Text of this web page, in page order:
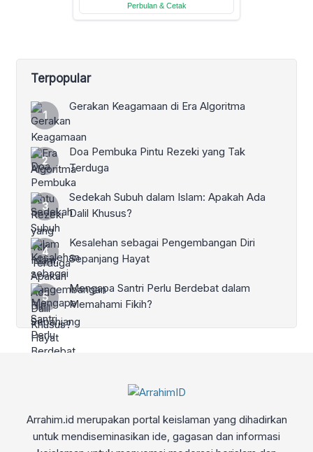
Terpopular
Gerakan Keagamaan di Era Algoritma
Doa Pembuka Pintu Rezeki yang Tak
Terduga
Sedekah Subuh dalam Islam: Apakah Ada
Dalil Khusus?
Kesalehan sebagai Pengembangan Diri
Sepanjang Hayat
Mengapa Santri Perlu Berdebat dalam
Memahami Fikih?
Arrahim.id merupakan portal keislaman yang dihadirkan
untuk mendiseminasikan ide, gagasan dan informasi